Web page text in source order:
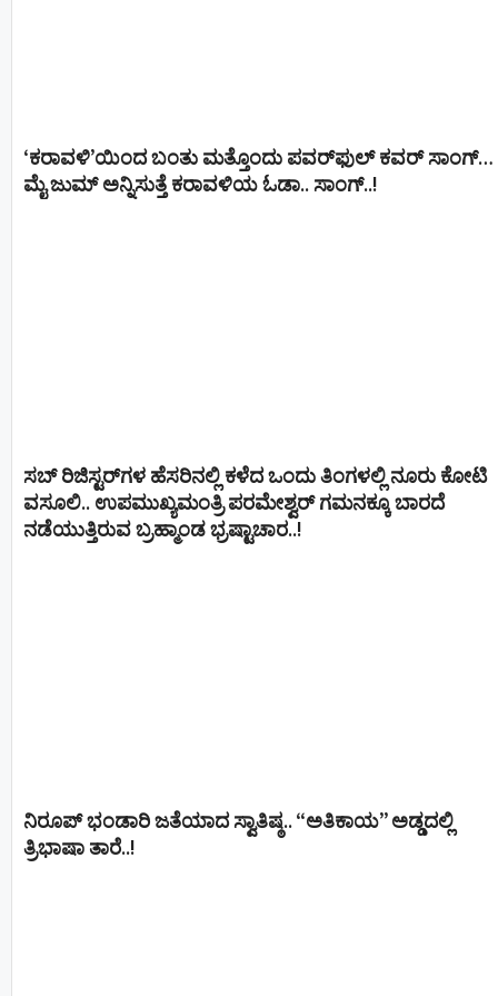
‘ಕರಾವಳಿ’ಯಿಂದ ಬಂತು ಮತ್ತೊಂದು ಪವರ್‌ಫುಲ್ ಕವರ್ ಸಾಂಗ್…
ಮೈ ಜುಮ್ ಅನ್ನಿಸುತ್ತೆ ಕರಾವಳಿಯ ಓಡಾ.. ಸಾಂಗ್‌..!
ಸಬ್ ರಿಜಿಸ್ಟರ್​ಗಳ ಹೆಸರಿನಲ್ಲಿ ಕಳೆದ ಒಂದು ತಿಂಗಳಲ್ಲಿ ನೂರು ಕೋಟಿ
ವಸೂಲಿ.. ಉಪಮುಖ್ಯಮಂತ್ರಿ ಪರಮೇಶ್ವರ್​ ಗಮನಕ್ಕೂ ಬಾರದೆ
ನಡೆಯುತ್ತಿರುವ ಬ್ರಹ್ಮಾಂಡ ಭ್ರಷ್ಟಾಚಾರ..!
ನಿರೂಪ್ ಭಂಡಾರಿ ಜತೆಯಾದ ಸ್ವಾತಿಷ್ಠ.. “ಅತಿಕಾಯ” ಅಡ್ಡದಲ್ಲಿ
ತ್ರಿಭಾಷಾ ತಾರೆ..!